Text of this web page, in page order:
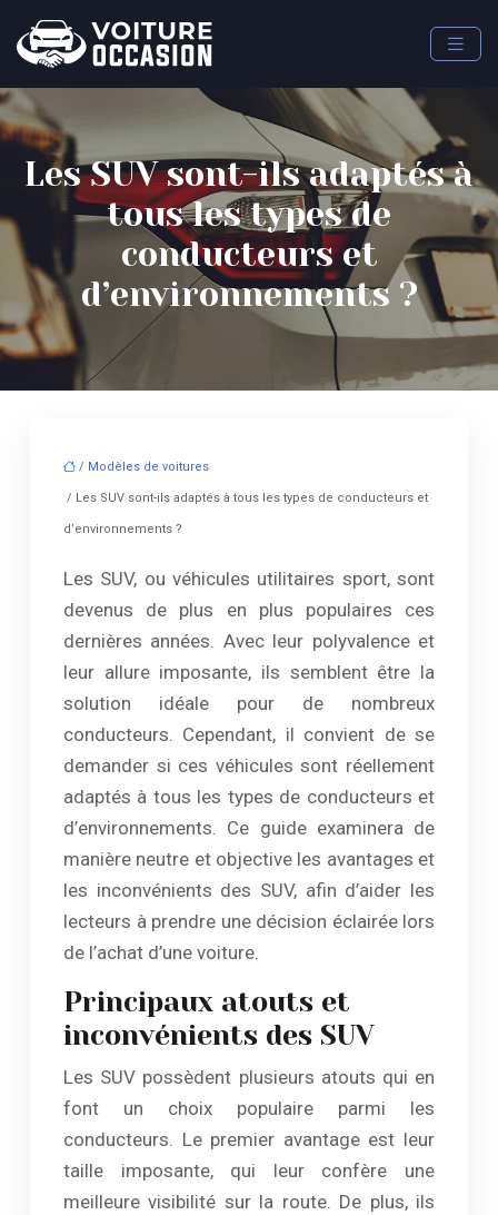
Les SUV sont-ils adaptés à
tous les types de
conducteurs et
d’environnements ?
/ Modèles de voitures
/ Les SUV sont-ils adaptés à tous les types de conducteurs et
d’environnements ?
Les SUV, ou véhicules utilitaires sport, sont
devenus de plus en plus populaires ces
dernières années. Avec leur polyvalence et
leur allure imposante, ils semblent être la
solution idéale pour de nombreux
conducteurs. Cependant, il convient de se
demander si ces véhicules sont réellement
adaptés à tous les types de conducteurs et
d’environnements. Ce guide examinera de
manière neutre et objective les avantages et
les inconvénients des SUV, afin d’aider les
lecteurs à prendre une décision éclairée lors
de l’achat d’une voiture.
Principaux atouts et
inconvénients des SUV
Les SUV possèdent plusieurs atouts qui en
font un choix populaire parmi les
conducteurs. Le premier avantage est leur
taille imposante, qui leur confère une
meilleure visibilité sur la route. De plus, ils